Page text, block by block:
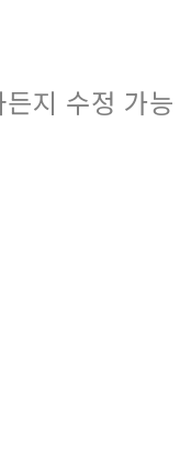
지 수정 가능